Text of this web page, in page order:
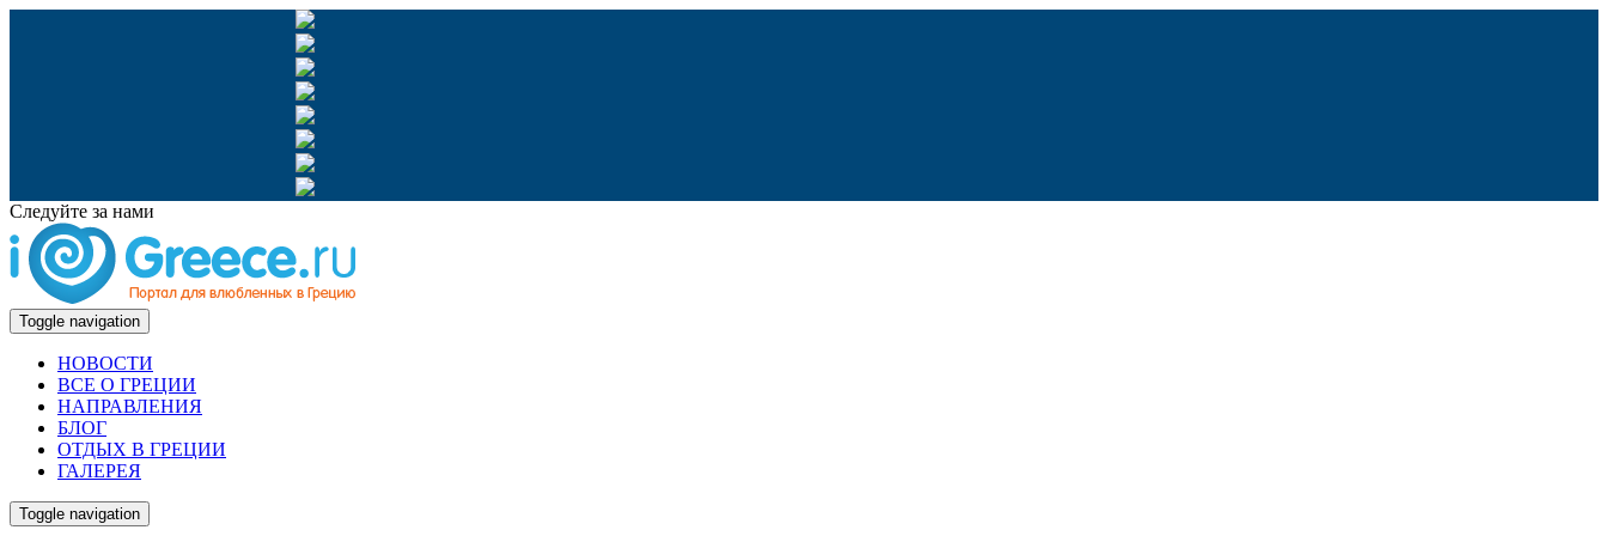
Следуйте за нами
Toggle navigation
НОВОСТИ
ВСЕ О ГРЕЦИИ
НАПРАВЛЕНИЯ
БЛОГ
ОТДЫХ В ГРЕЦИИ
ГАЛЕРЕЯ
Toggle navigation